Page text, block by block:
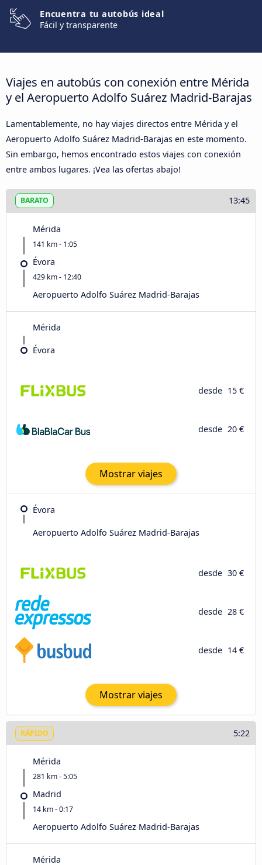
Encuentra tu autobús ideal
Fácil y transparente
Viajes en autobús con conexión entre Mérida
y el Aeropuerto Adolfo Suárez Madrid-Barajas
Lamentablemente, no hay viajes directos entre Mérida y el
Aeropuerto Adolfo Suárez Madrid-Barajas en este momento.
Sin embargo, hemos encontrado estos viajes con conexión
entre ambos lugares. ¡Vea las ofertas abajo!
BARATO 13:45
Mérida
141 km - 1:05
Évora
429 km - 12:40
Aeropuerto Adolfo Suárez Madrid-Barajas
Mérida
Évora
desde 15 €
desde 20 €
Mostrar viajes
Évora
Aeropuerto Adolfo Suárez Madrid-Barajas
desde 30 €
desde 28 €
desde 14 €
Mostrar viajes
RÁPIDO 5:22
Mérida
281 km - 5:05
Madrid
14 km - 0:17
Aeropuerto Adolfo Suárez Madrid-Barajas
Mérida